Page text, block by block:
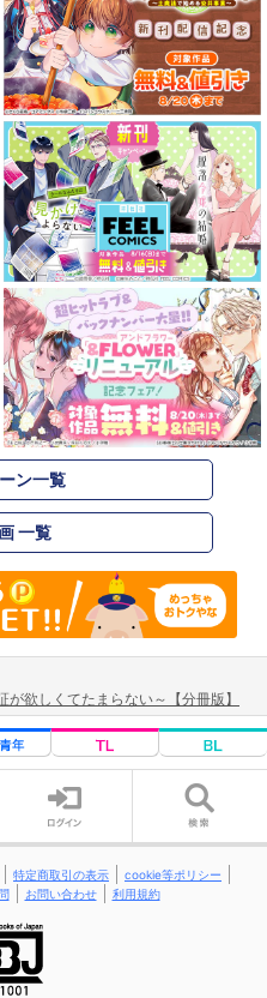
ン一覧
一覧
欲しくてたまらない～【分冊版】
特定商取引の表示
cookie等ポリシー
お問い合わせ 利用規約